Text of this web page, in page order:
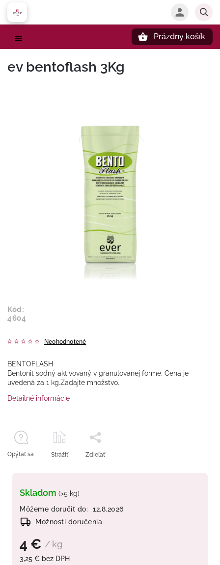
Prázdny košík
ev bentoflash 3Kg
Kód:
4604
Neohodnotené
4 € / kg
3,25 € bez DPH
Skladom (>5 kg)
Môžeme doručiť do:
12.8.2026
Možnosti doručenia
BENTOFLASH
Bentonit sodný aktivovaný v granulovanej forme. Cena je
uvedená za 1 kg.Zadajte množstvo.
Detailné informácie
Opýtať sa Strážiť Zdieľať